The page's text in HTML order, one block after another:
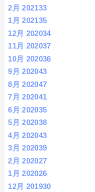
2月 202133
1月 202135
12月 202034
11月 202037
10月 202036
9月 202043
8月 202047
7月 202041
6月 202035
5月 202038
4月 202043
3月 202039
2月 202027
1月 202026
12月 201930